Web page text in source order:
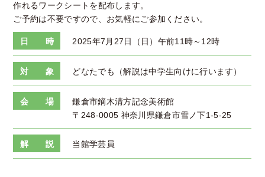
作れるワークシートを配布します。
ご予約は不要ですので、お気軽にご参加ください。
日 時 2025年7月27日（日）午前11時～12時
対 象 どなたでも（解説は中学生向けに行います）
会 場
鎌倉市鏑木清方記念美術館
〒248-0005 神奈川県鎌倉市雪ノ下1-5-25
解 説 当館学芸員